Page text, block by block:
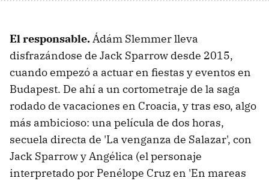
El responsable.Ádám Slemmer lleva
disfrazándose de Jack Sparrow desde 2015,
cuando empezó a actuar en fiestas y eventos en
Budapest. De ahí a un cortometraje de la saga
rodado de vacaciones en Croacia, y tras eso, algo
más ambicioso: una película de dos horas,
secuela directa de 'La venganza de Salazar', con
Jack Sparrow y Angélica (el personaje
interpretado por Penélope Cruz en 'En mareas